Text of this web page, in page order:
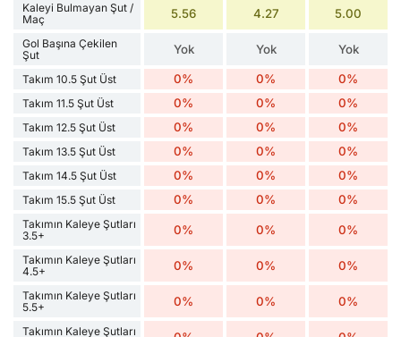
Kaleyi Bulmayan Şut /
Maç
5.56 4.27 5.00
Gol Başına Çekilen
Şut
Yok Yok Yok
Takım 10.5 Şut Üst 0% 0% 0%
Takım 11.5 Şut Üst 0% 0% 0%
Takım 12.5 Şut Üst 0% 0% 0%
Takım 13.5 Şut Üst 0% 0% 0%
Takım 14.5 Şut Üst 0% 0% 0%
Takım 15.5 Şut Üst 0% 0% 0%
Takımın Kaleye Şutları
3.5+
0% 0% 0%
Takımın Kaleye Şutları
4.5+
0% 0% 0%
Takımın Kaleye Şutları
5.5+
0% 0% 0%
Takımın Kaleye Şutları